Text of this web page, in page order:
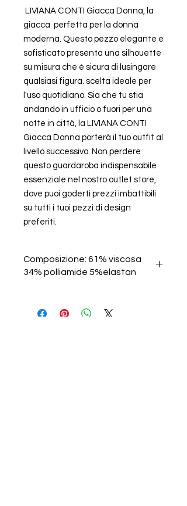
LIVIANA CONTI Giacca Donna, la
giacca perfetta per la donna
moderna. Questo pezzo elegante e
sofisticato presenta una silhouette
su misura che è sicura di lusingare
qualsiasi figura. scelta ideale per
l'uso quotidiano. Sia che tu stia
andando in ufficio o fuori per una
notte in città, la LIVIANA CONTI
Giacca Donna porterà il tuo outfit al
livello successivo. Non perdere
questo guardaroba indispensabile
essenziale nel nostro outlet store,
dove puoi goderti prezzi imbattibili
su tutti i tuoi pezzi di design
preferiti.
Composizione: 61% viscosa
34% polliamide 5%elastan